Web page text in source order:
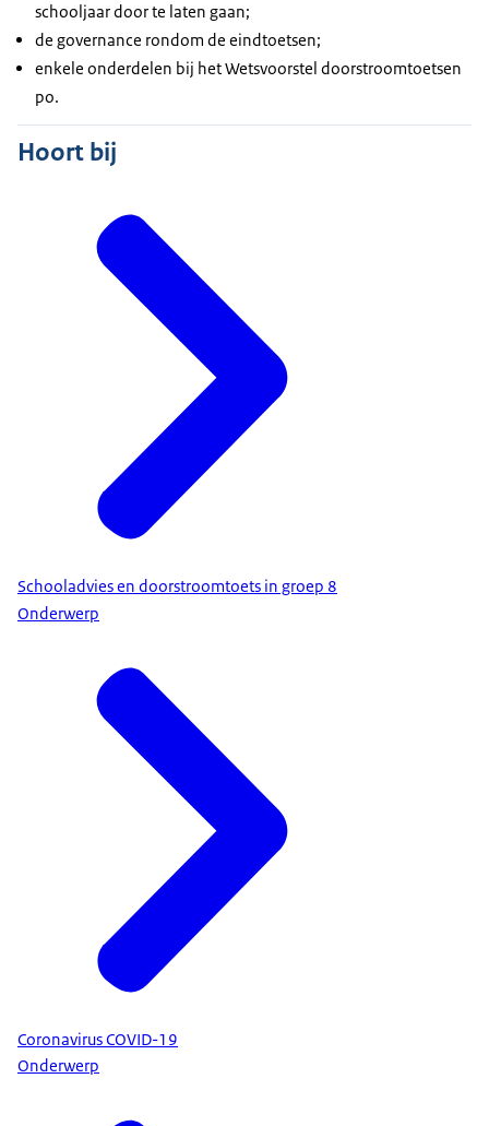
schooljaar door te laten gaan;
de governance rondom de eindtoetsen;
enkele onderdelen bij het Wetsvoorstel doorstroomtoetsen
po.
Hoort bij
Schooladvies en doorstroomtoets in groep 8
Onderwerp
Coronavirus COVID-19
Onderwerp